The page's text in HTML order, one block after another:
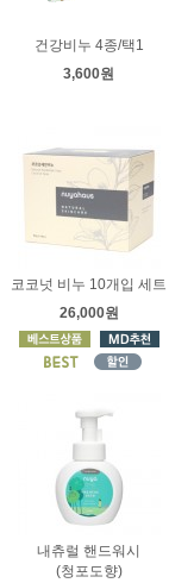
건강비누 4종/택1
3,600원
코코넛 비누 10개입 세트
26,000원
내츄럴 핸드워시
(청포도향)